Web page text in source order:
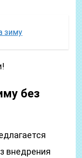
зиму
без
внедрения